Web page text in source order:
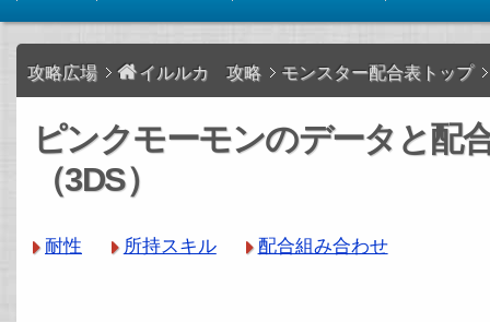
攻略広場 イルルカ 攻略 モンスター配合表トップ
ピンクモーモンのデータと
（3DS）
耐性 所持スキル 配合組み合わせ